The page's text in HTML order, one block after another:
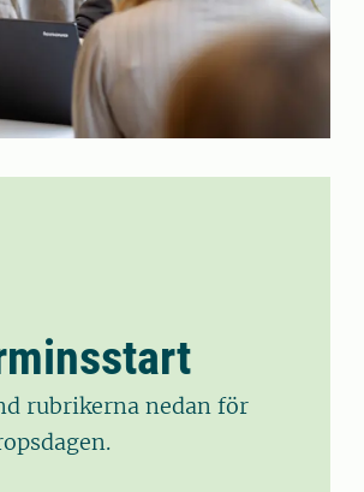
rubrikerna nedan för